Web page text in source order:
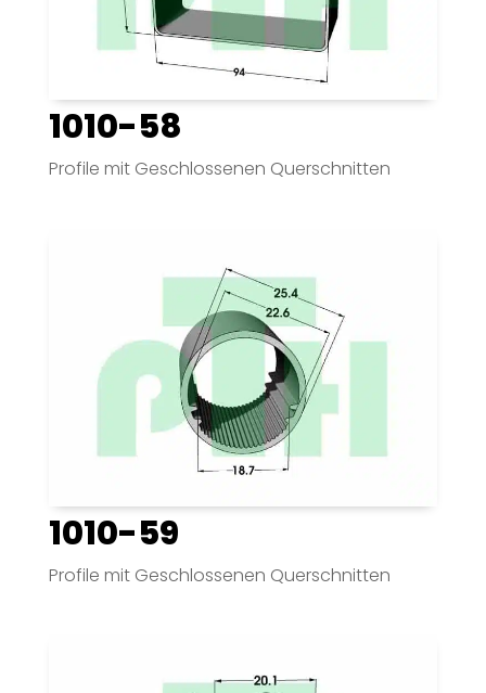
1010-58
Profile mit Geschlossenen Querschnitten
1010-59
Profile mit Geschlossenen Querschnitten